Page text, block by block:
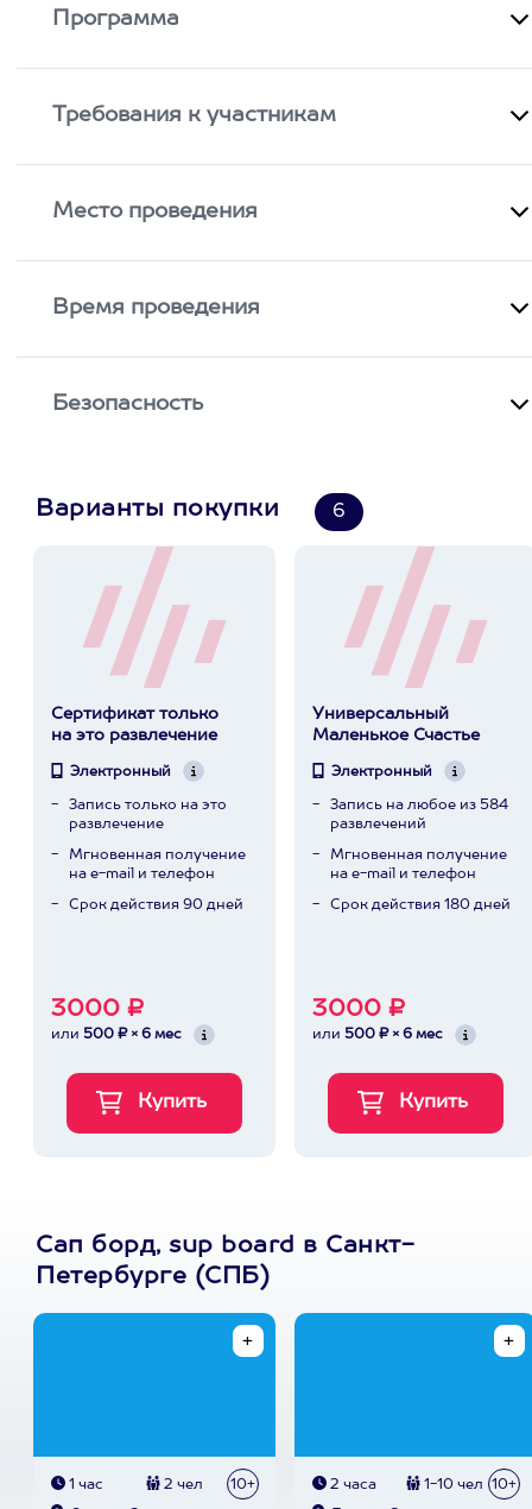
Программа
Требования к участникам
Место проведения
Время проведения
Безопасность
Варианты покупки 6
Сертификат только
на это развлечение
Электронный
Запись только на это
развлечение
Мгновенная получение
на e-mail и телефон
Срок действия 90 дней
3000 ₽
или 500 ₽ × 6 мес
Универсальный
Маленькое Счастье
Электронный
Запись на любое из 584
развлечений
Мгновенная получение
на e-mail и телефон
Срок действия 180 дней
3000 ₽
или 500 ₽ × 6 мес
Сап борд, sup board в Санкт-
Петербурге (СПБ)
1 час 2 чел 10+ 2 часа 1-10 чел 10+